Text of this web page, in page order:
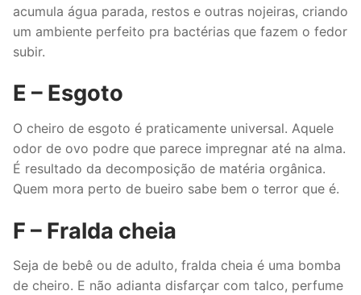
acumula água parada, restos e outras nojeiras, criando
um ambiente perfeito pra bactérias que fazem o fedor
subir.
E – Esgoto
O cheiro de esgoto é praticamente universal. Aquele
odor de ovo podre que parece impregnar até na alma.
É resultado da decomposição de matéria orgânica.
Quem mora perto de bueiro sabe bem o terror que é.
F – Fralda cheia
Seja de bebê ou de adulto, fralda cheia é uma bomba
de cheiro. E não adianta disfarçar com talco, perfume